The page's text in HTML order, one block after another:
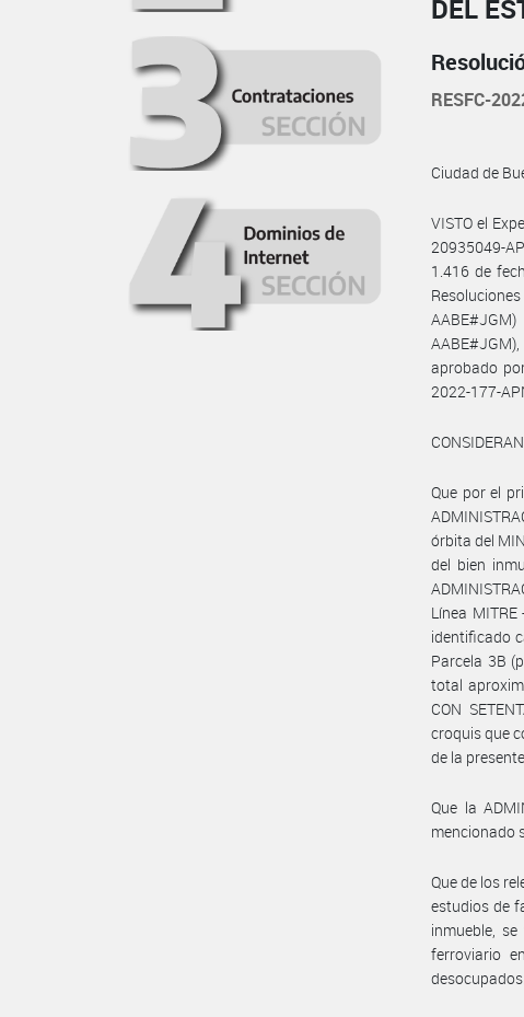
DEL
RESFC-
Ciudad de
VISTO el
20935049-
1.416 de
aprobado
2022-177-
Que por el
órbita del
del bien
Línea MITRE
identificado
Parcela 3B
total
CON
croquis que
de la
Que la
mencionado
Que de los
estudios de
inmueble,
ferroviario
desocupados.